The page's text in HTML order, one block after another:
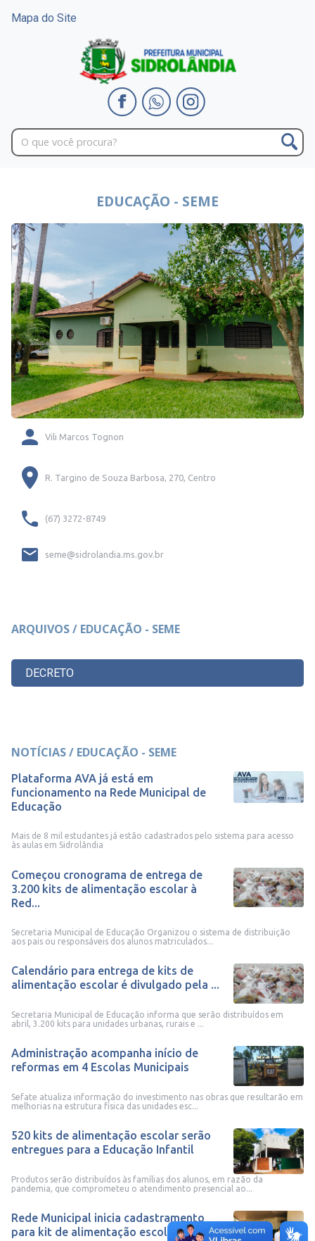
Mapa do Site
EDUCAÇÃO - SEME
Vili Marcos Tognon
R. Targino de Souza Barbosa, 270, Centro
(67) 3272-8749
seme@sidrolandia.ms.gov.br
ARQUIVOS / EDUCAÇÃO - SEME
DECRETO
NOTÍCIAS / EDUCAÇÃO - SEME
Plataforma AVA já está em
funcionamento na Rede Municipal de
Educação
Mais de 8 mil estudantes já estão cadastrados pelo sistema para acesso
às aulas em Sidrolândia
Começou cronograma de entrega de
3.200 kits de alimentação escolar à
Red...
Secretaria Municipal de Educação Organizou o sistema de distribuição
aos pais ou responsáveis dos alunos matriculados...
Calendário para entrega de kits de
alimentação escolar é divulgado pela ...
Secretaria Municipal de Educação informa que serão distribuídos em
abril, 3.200 kits para unidades urbanas, rurais e ...
Administração acompanha início de
reformas em 4 Escolas Municipais
Sefate atualiza informação do investimento nas obras que resultarão em
melhorias na estrutura física das unidades esc...
520 kits de alimentação escolar serão
entregues para a Educação Infantil
Produtos serão distribuídos às famílias dos alunos, em razão da
pandemia, que comprometeu o atendimento presencial ao...
Rede Municipal inicia cadastramento
para kit de alimentação escolar